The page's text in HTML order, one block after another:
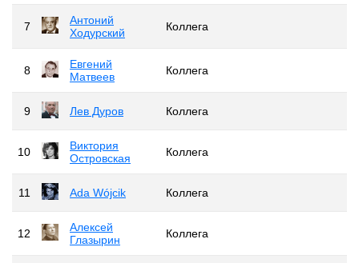
7
Антоний
Ходурский
Коллега
8
Евгений
Матвеев
Коллега
9 Лев Дуров Коллега
10
Виктория
Островская
Коллега
11 Ada Wójcik Коллега
12
Алексей
Глазырин
Коллега